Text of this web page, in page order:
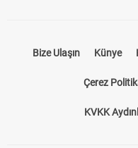
Bize Ulaşın Künye
Çerez
KVKK